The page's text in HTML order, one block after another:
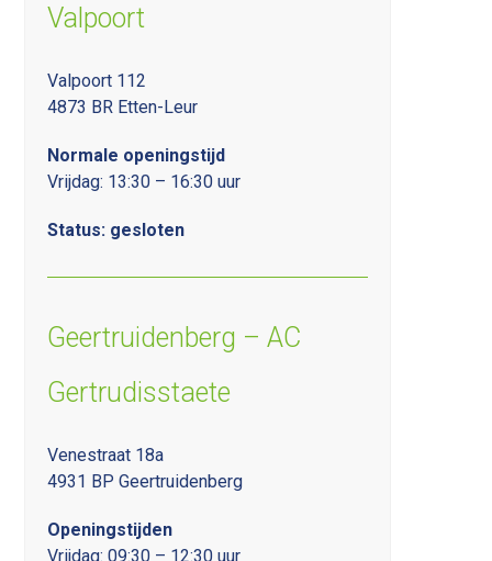
Valpoort
Valpoort 112
4873 BR Etten-Leur
Normale openingstijd
Vrijdag: 13:30 – 16:30 uur
Status: gesloten
Geertruidenberg – AC
Gertrudisstaete
Venestraat 18a
4931 BP Geertruidenberg
Openingstijden
Vrijdag: 09:30 – 12:30 uur